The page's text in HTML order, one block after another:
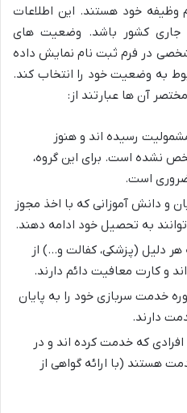
خود هستند. این اطلاعات
جاری کشور باشد. وضعیت های
در فرم ثبت نام نمایش داده
به وضعیت خود را انتخاب کند.
آن ها عبارتند از:
رسیده اند و هنوز
نشده است. برای این گروه،
است.
و دانش آموزانی که با اخذ مجوز
به تحصیل خود ادامه دهند.
هر دلیل (پزشکی، کفالت و…) از
و کارت معافیت دائم دارند.
خدمت سربازی خود را به پایان
دارند.
افرادی که خدمت کرده اند و در
هستند (با ارائه گواهی از